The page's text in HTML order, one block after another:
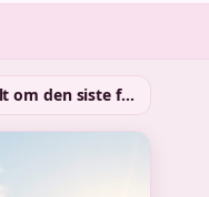
Downton Abbey: Ved veis ende – alt om den siste filmen